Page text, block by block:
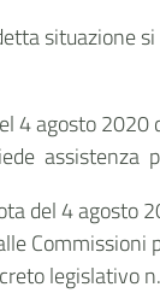
situazione
4 agosto
del 4 agosto
legislativo